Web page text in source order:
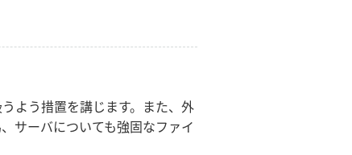
facebook
instagram
よう措置を講じます。また、外
サーバについても強固なファイ